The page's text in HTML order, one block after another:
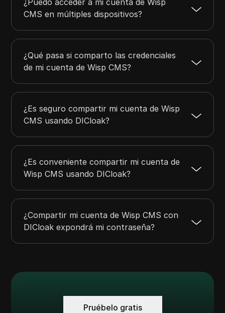
¿Puedo acceder a mi cuenta de Wisp
CMS en múltiples dispositivos?
¿Qué pasa si comparto las credenciales
de mi cuenta de Wisp CMS?
¿Es seguro compartir mi cuenta de Wisp
CMS usando DICloak?
¿Es conveniente compartir mi cuenta de
Wisp CMS usando DICloak?
¿Compartir mi cuenta de Wisp CMS con
DICloak expondrá mi contraseña?
Pruébelo gratis